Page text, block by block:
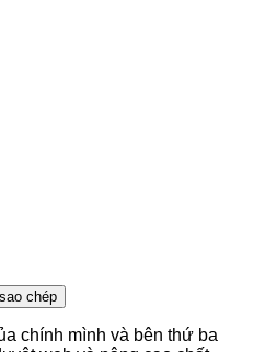
sao chép
chính mình và bên thứ ba